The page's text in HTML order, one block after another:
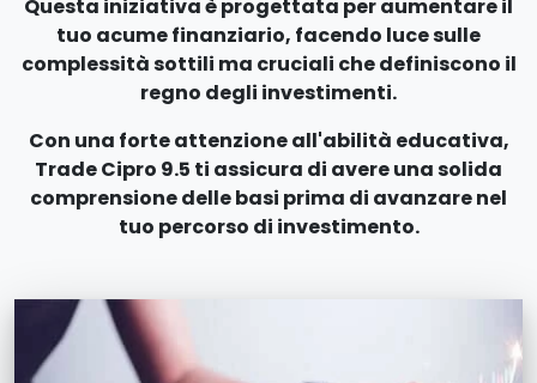
Questa iniziativa è progettata per aumentare il
tuo acume finanziario, facendo luce sulle
complessità sottili ma cruciali che definiscono il
regno degli investimenti.
Con una forte attenzione all'abilità educativa,
Trade Cipro 9.5 ti assicura di avere una solida
comprensione delle basi prima di avanzare nel
tuo percorso di investimento.